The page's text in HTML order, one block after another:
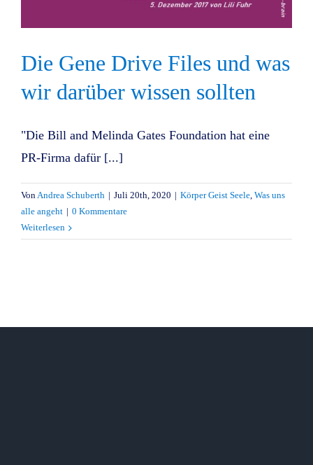
Die Gene Drive Files und was
wir darüber wissen sollten
"Die Bill and Melinda Gates Foundation hat eine
PR-Firma dafür [...]
VonAndrea Schuberth | Juli 20th, 2020 | Körper Geist Seele, Was uns
alle angeht | 0 Kommentare
Weiterlesen